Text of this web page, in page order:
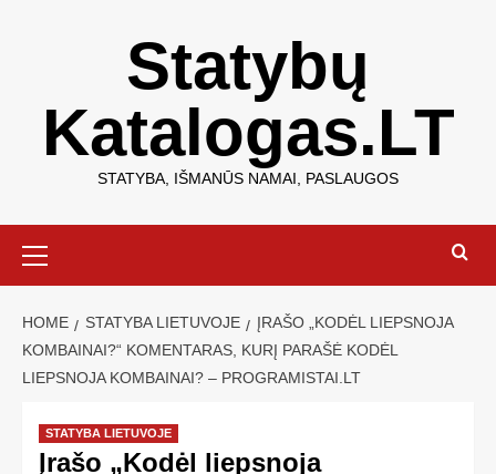
Statybų
Katalogas.LT
STATYBA, IŠMANŪS NAMAI, PASLAUGOS
HOME STATYBA LIETUVOJE
ĮRAŠO „KODĖL LIEPSNOJA
KOMBAINAI?“ KOMENTARAS, KURĮ PARAŠĖ KODĖL
LIEPSNOJA KOMBAINAI? – PROGRAMISTAI.LT
STATYBA LIETUVOJE
Įrašo „Kodėl liepsnoja